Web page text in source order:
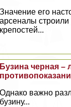
Значение его
арсеналы
крепостей...
Бузина черная –
Однако важно
бузину...